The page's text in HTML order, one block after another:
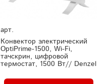
арт.
Конвектор электрический
OptiPrime-1500, Wi-Fi,
тачскрин, цифровой
термостат, 1500 Вт// Denzel